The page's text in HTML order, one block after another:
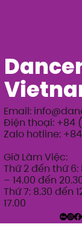
Email:
Điện thoại: +84
Zalo hotline:
Giờ Làm Việc:
Thứ 2 đến thứ 6:
– 14.00 đến
Thứ 7: 8.30 đến
17.00